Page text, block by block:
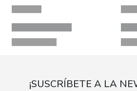
¡SUSCRÍBETE A LA